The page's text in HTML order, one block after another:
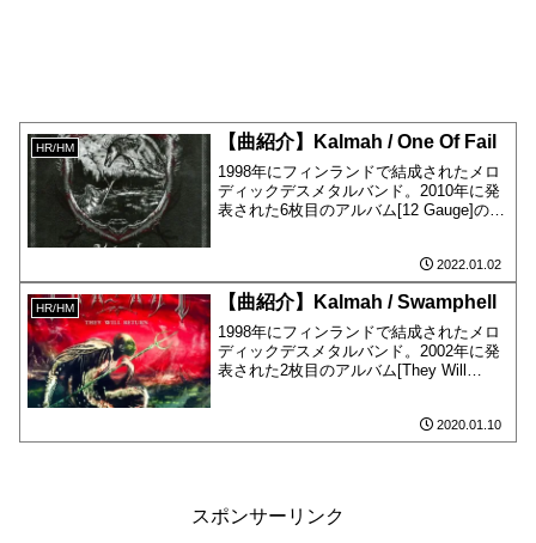
HR/HM 【曲紹介】Kalmah / One Of Fail
1998年にフィンランドで結成されたメロ
ディックデスメタルバンド。2010年に発
表された6枚目のアルバム[12 Gauge]の2
2022.01.02
HR/HM 【曲紹介】Kalmah / Swamphell
1998年にフィンランドで結成されたメロ
ディックデスメタルバンド。2002年に発
表された2枚目のアルバム[They Will
2020.01.10
スポンサーリンク